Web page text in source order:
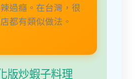
過癮。在台灣，很
都有類似做法。
版炒蝦子料理